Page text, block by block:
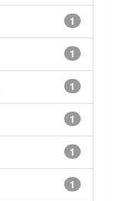
1
1
1
1
1
1